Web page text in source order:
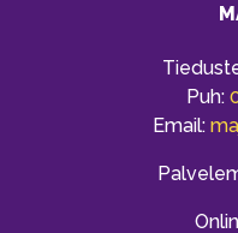
Puh:
Email: